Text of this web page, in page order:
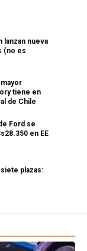
lanzan nueva
(no es
tiene en
de Chile
Ford se
en EE
plazas: